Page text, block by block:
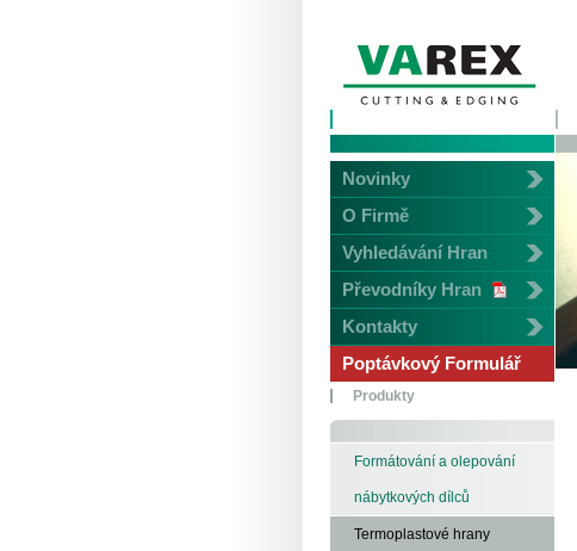
Novinky
O Firmě
Vyhledávání Hran
Převodníky Hran
Kontakty
Poptávkový Formulář
Produkty
Formátování a olepování
nábytkových dílců
Termoplastové hrany